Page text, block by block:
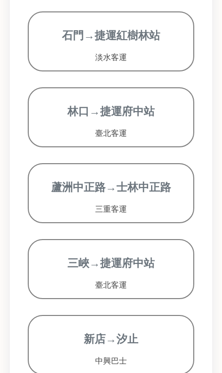
石門→捷運紅樹林站
淡水客運
林口→捷運府中站
臺北客運
蘆洲中正路→士林中正路
三重客運
三峽→捷運府中站
臺北客運
新店→汐止
中興巴士